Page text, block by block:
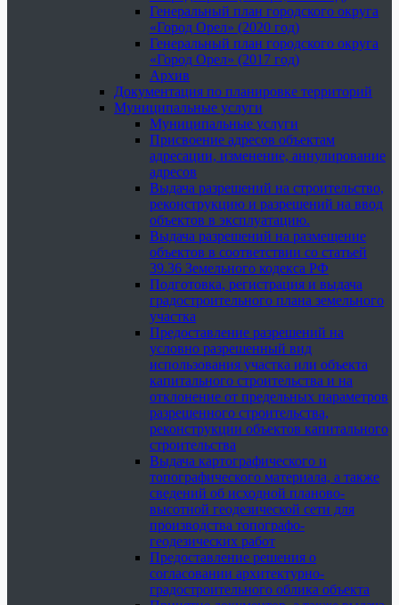
Генеральный план городского округа
«Город Орел» (2020 год)
Генеральный план городского округа
«Город Орел» (2017 год)
Архив
Документация по планировке территорий
Муниципальные услуги
Муниципальные услуги
Присвоение адресов объектам
адресации, изменение, аннулирование
адресов
Выдача разрешений на строительство,
реконструкцию и разрешений на ввод
объектов в эксплуатацию.
Выдача разрешений на размещение
объектов в соответствии со статьей
39.36 Земельного кодекса РФ
Подготовка, регистрация и выдача
градостроительного плана земельного
участка
Предоставление разрешений на
условно разрешенный вид
использования участка или объекта
капитального строительства и на
отклонение от предельных параметров
разрешенного строительства,
реконструкции объектов капитального
строительства
Выдача картографического и
топографического материала, а также
сведений об исходной планово-
высотной геодезической сети для
производства топографо-
геодезических работ
Предоставление решения о
согласовании архитектурно-
градостроительного облика объекта